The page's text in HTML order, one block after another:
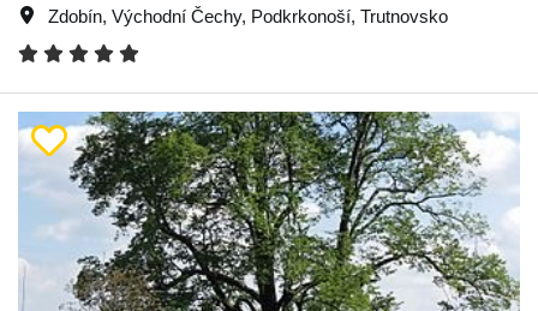
Zdobín, Východní Čechy, Podkrkonoší, Trutnovsko